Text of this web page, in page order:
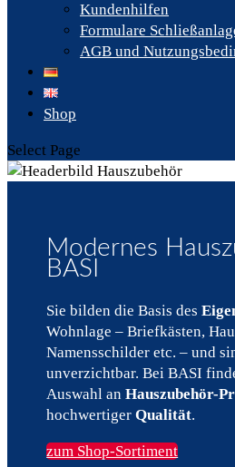
Kundenhilfen
Formulare
AGB und
Shop
Select Page
Modernes
BASI
Sie bilden die Basis des
Wohnlage – Briefkästen,
Namensschilder etc. – und
unverzichtbar. Bei BASI
Auswahl anHauszubehör-
hochwertigerQualität.
zum Shop-Sortiment